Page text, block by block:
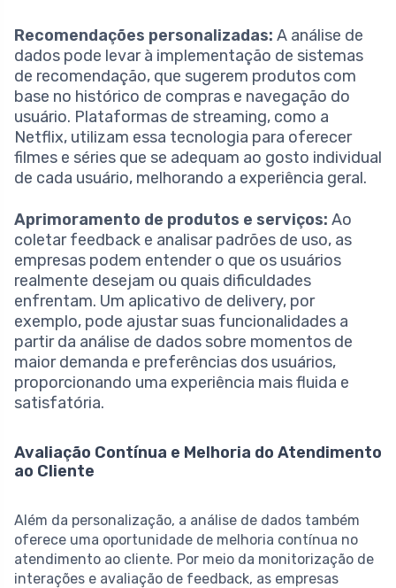
Recomendações personalizadas: A análise de
dados pode levar à implementação de sistemas
de recomendação, que sugerem produtos com
base no histórico de compras e navegação do
usuário. Plataformas de streaming, como a
Netflix, utilizam essa tecnologia para oferecer
filmes e séries que se adequam ao gosto individual
de cada usuário, melhorando a experiência geral.
Aprimoramento de produtos e serviços: Ao
coletar feedback e analisar padrões de uso, as
empresas podem entender o que os usuários
realmente desejam ou quais dificuldades
enfrentam. Um aplicativo de delivery, por
exemplo, pode ajustar suas funcionalidades a
partir da análise de dados sobre momentos de
maior demanda e preferências dos usuários,
proporcionando uma experiência mais fluida e
satisfatória.
Avaliação Contínua e Melhoria do Atendimento
ao Cliente
Além da personalização, a análise de dados também
oferece uma oportunidade de melhoria contínua no
atendimento ao cliente. Por meio da monitorização de
interações e avaliação de feedback, as empresas